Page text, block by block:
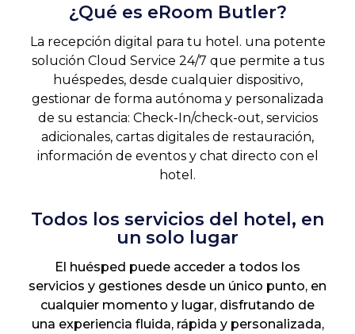
¿Qué es eRoom Butler?
La recepción digital para tu hotel. una potente
solución Cloud Service 24/7 que permite a tus
huéspedes, desde cualquier dispositivo,
gestionar de forma autónoma y personalizada
de su estancia: Check-In/check-out, servicios
adicionales, cartas digitales de restauración,
información de eventos y chat directo con el
hotel.
Todos los servicios del hotel, en
un solo lugar
El huésped puede acceder a todos los
servicios y gestiones desde un único punto, en
cualquier momento y lugar, disfrutando de
una experiencia fluida, rápida y personalizada,